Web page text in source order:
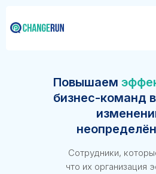
Сотрудники,
что их организация
Повышаем
бизнес-команд